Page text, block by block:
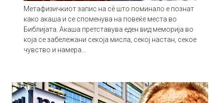
Метафизичкиот запис на сѐ што поминало е познат
како акаша и се споменува на повеќе места во
Библијата. Акаша претставува еден вид меморија во
која се забележани секоја мисла, секој настан, секое
чувство и намера…